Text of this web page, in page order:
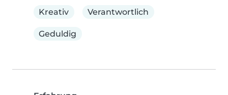
Kreativ
Verantwortlich
Geduldig